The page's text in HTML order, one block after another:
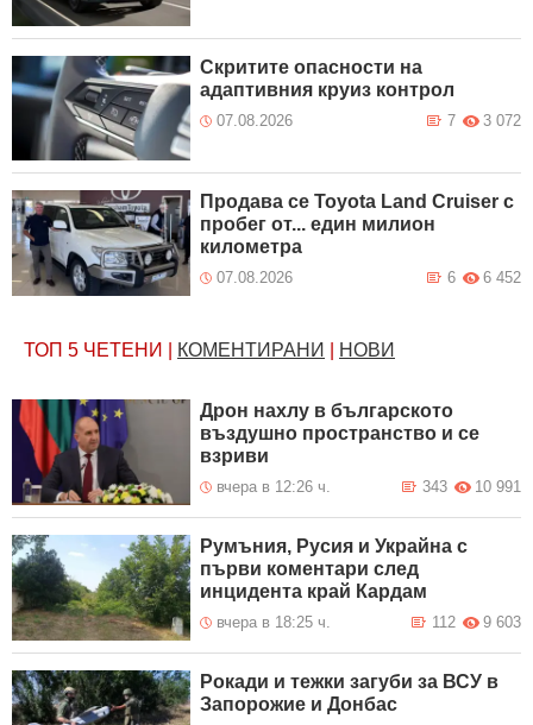
Скритите опасности на
адаптивния круиз контрол
07.08.2026 3 072
7
Продава се Toyota Land Cruiser с
пробег от... един милион
километра
07.08.2026 6 452
6
ТОП 5 ЧЕТЕНИ КОМЕНТИРАНИ НОВИ
Дрон нахлу в българското
въздушно пространство и се
взриви
вчера в 12:26 ч. 10 991
343
Румъния, Русия и Украйна с
първи коментари след
инцидента край Кардам
вчера в 18:25 ч. 9 603
112
Рокади и тежки загуби за ВСУ в
Запорожие и Донбас